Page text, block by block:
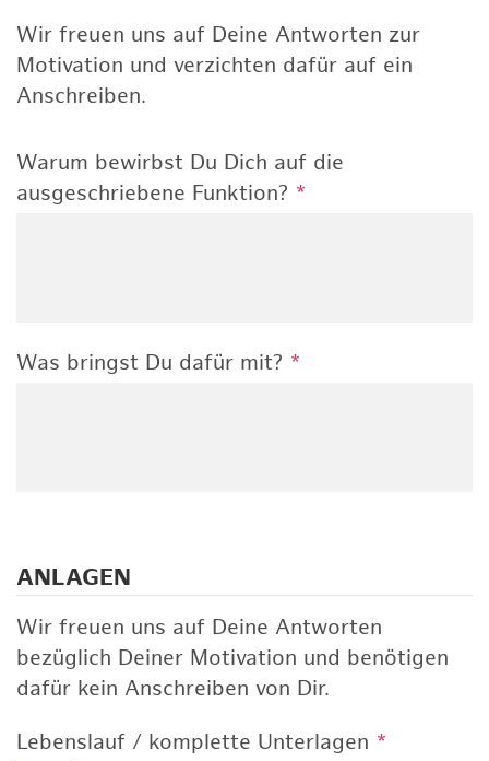
Wir freuen uns auf Deine Antworten zur
Motivation und verzichten dafür auf ein
Anschreiben.
Warum bewirbst Du Dich auf die
ausgeschriebene Funktion? *
Was bringst Du dafür mit? *
ANLAGEN
Wir freuen uns auf Deine Antworten
bezüglich Deiner Motivation und benötigen
dafür kein Anschreiben von Dir.
Lebenslauf / komplette Unterlagen *